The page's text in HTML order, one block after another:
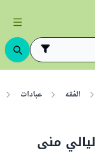
الفقه عبادات
منى